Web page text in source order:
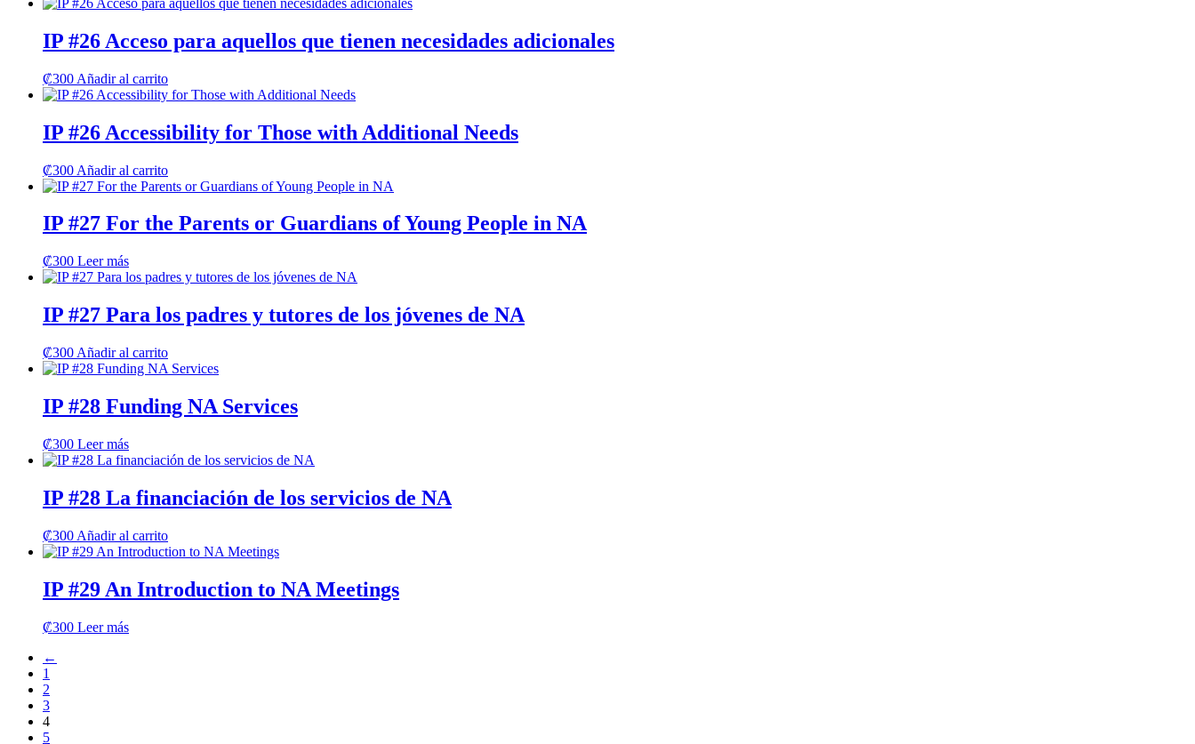
IP #26 Acceso para aquellos que tienen necesidades adicionales
₡300 Añadir al carrito
IP #26 Accessibility for Those with Additional Needs
₡300 Añadir al carrito
IP #27 For the Parents or Guardians of Young People in NA
₡300 Leer más
IP #27 Para los padres y tutores de los jóvenes de NA
₡300 Añadir al carrito
IP #28 Funding NA Services
₡300 Leer más
IP #28 La financiación de los servicios de NA
₡300 Añadir al carrito
IP #29 An Introduction to NA Meetings
₡300 Leer más
←
1
2
3
4
5